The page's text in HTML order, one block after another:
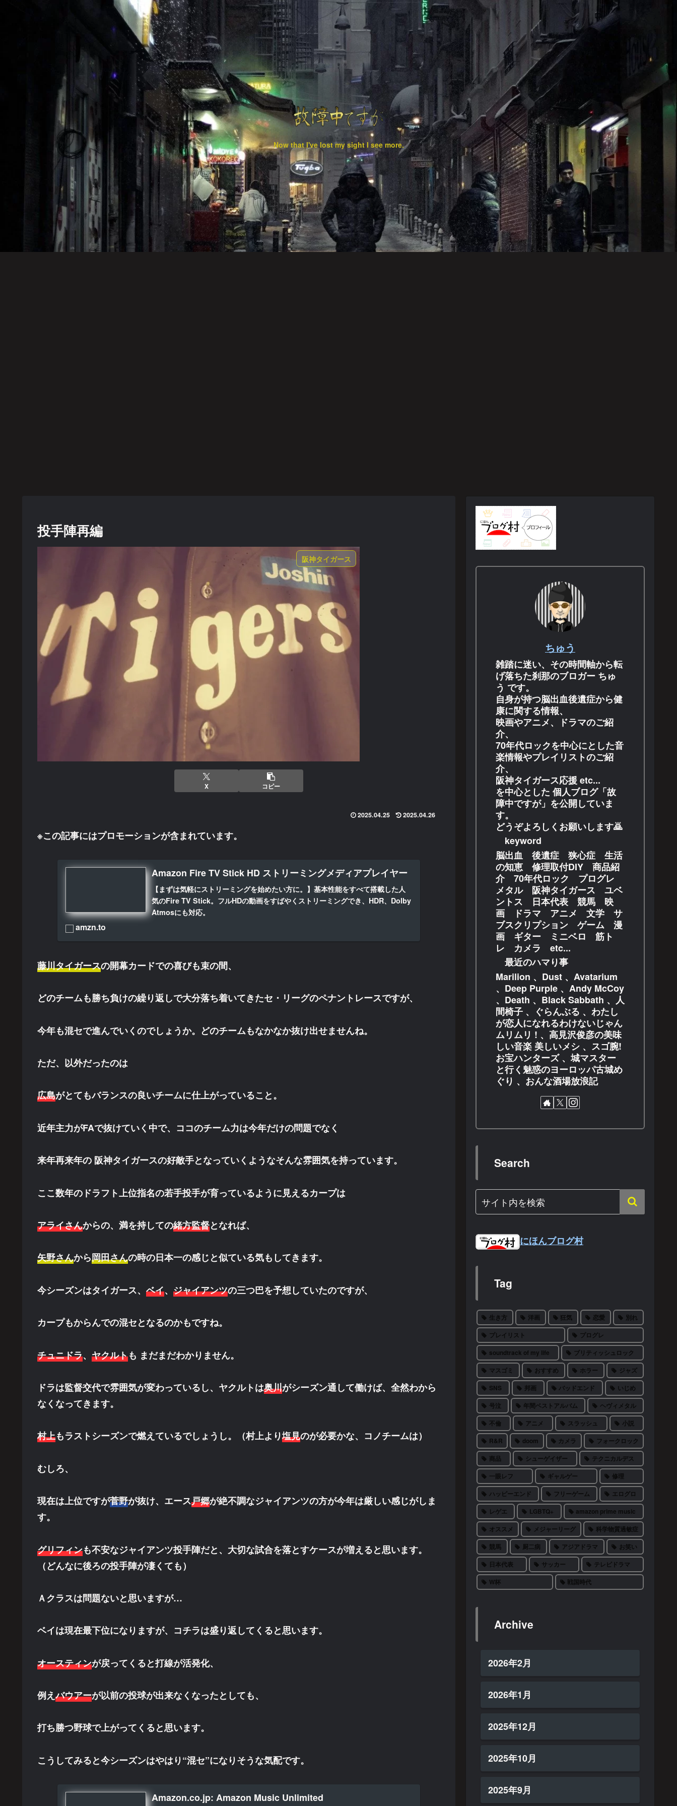
Now that I've lost my sight I see more.
投手陣再編
阪神タイガース
X コピー
2025.04.25 2025.04.26
※この記事にはプロモーションが含まれています。
Amazon Fire TV Stick HD ストリーミングメディアプレイヤー
【まずは気軽にストリーミングを始めたい方に。】基本性能をすべて搭載した人
気のFire TV Stick。フルHDの動画をすばやくストリーミングでき、HDR、Dolby
Atmosにも対応。
amzn.to
藤川タイガースの開幕カードでの喜びも束の間、
どのチームも勝ち負けの繰り返しで大分落ち着いてきたセ・リーグのペナントレースですが、
今年も混セで進んでいくのでしょうか。どのチームもなかなか抜け出せませんね。
ただ、以外だったのは
広島がとてもバランスの良いチームに仕上がっていること。
近年主力がFAで抜けていく中で、ココのチーム力は今年だけの問題でなく
来年再来年の 阪神タイガースの好敵手となっていくようなそんな雰囲気を持っています。
ここ数年のドラフト上位指名の若手投手が育っているように見えるカープは
アライさんからの、満を持しての緒方監督となれば、
矢野さんから岡田さんの時の日本一の感じと似ている気もしてきます。
今シーズンはタイガース、 ベイ、 ジャイアンツの三つ巴を予想していたのですが、
カープもからんでの混セとなるのかもですね。
チュニドラ、 ヤクルトも まだまだわかりません。
ドラは監督交代で雰囲気が変わっているし、ヤクルトは奥川がシーズン通して働けば、全然わから
なくなってきます。
村上もラストシーズンで燃えているでしょうし。（村上より塩見のが必要かな、コノチームは）
むしろ、
現在は上位ですが菅野が抜け、エース戸郷が絶不調なジャイアンツの方が今年は厳しい感じがしま
す。
グリフィンも不安なジャイアンツ投手陣だと、大切な試合を落とすケースが増えると思います。
（どんなに後ろの投手陣が凄くても）
Ａクラスは問題ないと思いますが…
ベイは現在最下位になりますが、コチラは盛り返してくると思います。
オースティンが戻ってくると打線が活発化、
例えバウアーが以前の投球が出来なくなったとしても、
打ち勝つ野球で上がってくると思います。
こうしてみると今シーズンはやはり“混セ”になりそうな気配です。
Amazon.co.jp: Amazon Music Unlimited
ちゅう
雑踏に迷い、その時間軸から転
げ落ちた刹那のブロガー ちゅ
う です。
自身が持つ脳出血後遺症から健
康に関する情報、
映画やアニメ、ドラマのご紹
介、
70年代ロックを中心にとした音
楽情報やプレイリストのご紹
介、
阪神タイガース応援 etc...
を中心とした 個人ブログ「故
障中ですが」を公開していま
す。
どうぞよろしくお願いします🙇
keyword
脳出血 後遺症 狭心症 生活
の知恵 修理取付DIY 商品紹
介 70年代ロック プログレ
メタル 阪神タイガース ユベ
ントス 日本代表 競馬 映
画 ドラマ アニメ 文学 サ
ブスクリプション ゲーム 漫
画 ギター ミニベロ 筋ト
レ カメラ etc...
最近のハマり事
Marilion 、Dust 、Avatarium
、Deep Purple 、Andy McCoy
、Death 、Black Sabbath 、人
間椅子 、ぐらんぶる 、わたし
が恋人になれるわけないじゃん
ムリムリ ! 、高見沢俊彦の美味
しい音楽 美しいメシ 、スゴ腕!
お宝ハンターズ 、城マスター
と行く魅惑のヨーロッパ古城め
ぐり 、おんな酒場放浪記
Search
にほんブログ村
Tag
生き方 洋画 狂気 恋愛
別れ
プレイリスト
プログレ
soundtrack of my life
ブリティッシュロック
マスゴミ
おすすめ ホラー
ジャズ
SNS
邦画 バッドエンド
いじめ
号泣
年間ベストアルバム
ヘヴィメタル
不倫
アニメ スラッシュ
小説
R&R
doom カメラ
フォークロック
商品
シューゲイザー
テクニカルデス
一眼レフ
ギャルゲー
修理
ハッピーエンド
フリーゲーム
エログロ
レゲエ
LGBTQ+
amazon prime music
オススメ
メジャーリーグ
科学物質過敏症
競馬
厨二病 アジアドラマ
お笑い
日本代表
サッカー
テレビドラマ
W杯
戦国時代
Archive
2026年2月
2026年1月
2025年12月
2025年10月
2025年9月